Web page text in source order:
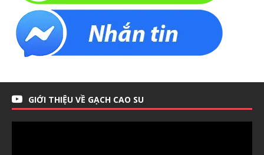
GIỚI THIỆU VỀ GẠCH CAO SU